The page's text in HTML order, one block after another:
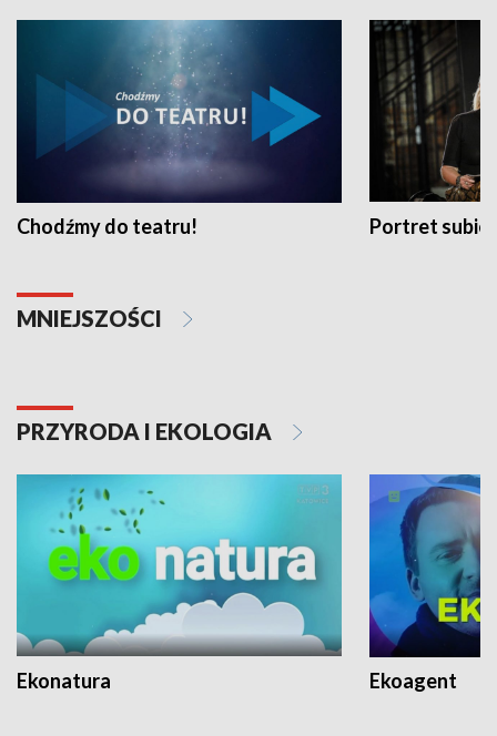
Chodźmy do teatru! Portret
MNIEJSZOŚCI
PRZYRODA I EKOLOGIA
Ekonatura Ekoagent